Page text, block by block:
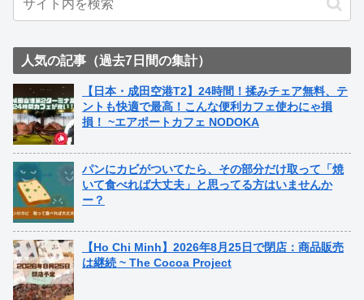
人気の記事（過去7日間の集計）
【日本・成田空港T2】24時間！揉みチェア無料、テ
ントも快適で最高！こんな便利カフェ使わにゃ損
損！ ~エアポートカフェ NODOKA
パンにカビがついてたら、その部分だけ取って「焼
いて食べれば大丈夫」と思ってる方はいませんか
ー？
【Ho Chi Minh】2026年8月25日で閉店：商品販売
は継続 ~ The Cocoa Project